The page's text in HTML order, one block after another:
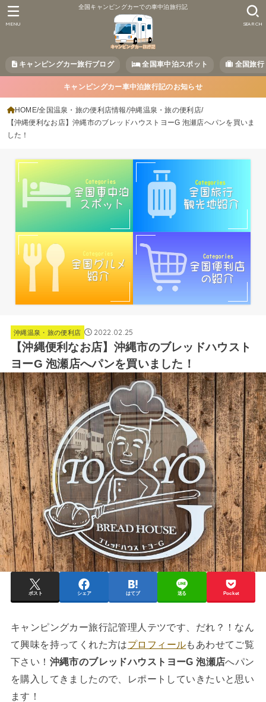
全国キャンピングカーでの車中泊旅行記
キャンピングカー旅行ブログ 全国車中泊スポット 全国旅行
SEARCH
MENU
キャンピングカー車中泊旅行記のお知らせ
HOME 全国温泉・旅の便利店情報 沖縄温泉・旅の便利店
【沖縄便利なお店】沖縄市のブレッドハウストヨーG 泡瀬店へパンを買いま
した！
沖縄温泉・旅の便利店 2022.02.25
【沖縄便利なお店】沖縄市のブレッドハウスト
ヨーG 泡瀬店へパンを買いました！
ポスト シェア はてブ 送る Pocket
キャンピングカー旅行記管理人テツです、だれ？！なん
て興味を持ってくれた方はプロフィールもあわせてご覧
下さい！ 沖縄市のブレッドハウストヨーG 泡瀬店へパン
を購入してきましたので、レポートしていきたいと思い
ます！